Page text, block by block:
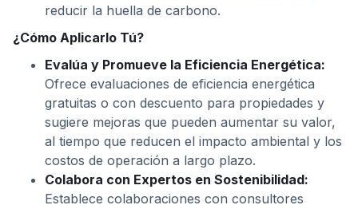
reducir la huella de carbono.
¿Cómo Aplicarlo Tú?
Evalúa y Promueve la Eficiencia Energética:
Ofrece evaluaciones de eficiencia energética
gratuitas o con descuento para propiedades y
sugiere mejoras que pueden aumentar su valor,
al tiempo que reducen el impacto ambiental y los
costos de operación a largo plazo.
Colabora con Expertos en Sostenibilidad:
Establece colaboraciones con consultores